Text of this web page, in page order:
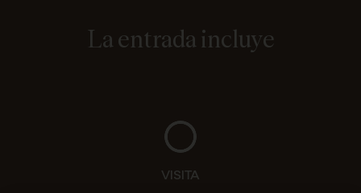
La entrada incluye
VISITA